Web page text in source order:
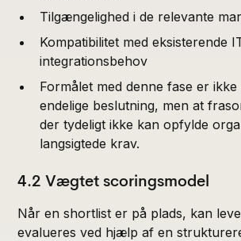
Tilgængelighed i de relevante
Kompatibilitet med eksisterende
integrationsbehov
Formålet med denne fase er
endelige beslutning, men at
der tydeligt ikke kan opfylde
langsigtede krav.
4.2 Vægtet scoringsmodel
Når en shortlist er på plads, kan
evalueres ved hjælp af en